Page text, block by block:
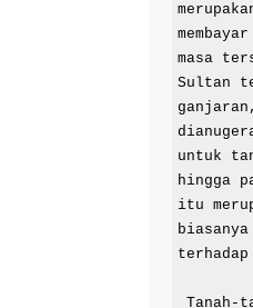
masa
Sultan
untuk
hingga
itu
Tanah-tanah yang digarap oleh para petani tidak saja berasal dari kebijakan kesultanan,